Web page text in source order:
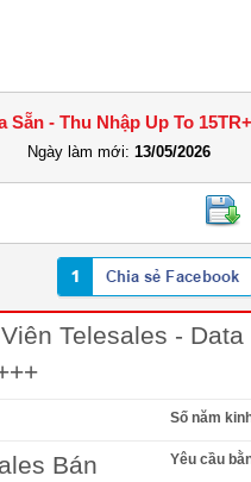
Sẵn - Thu Nhập Up To
Ngày làm mới: 13/05/2026
Telesales -
Số năm
Bán
Yêu cầu